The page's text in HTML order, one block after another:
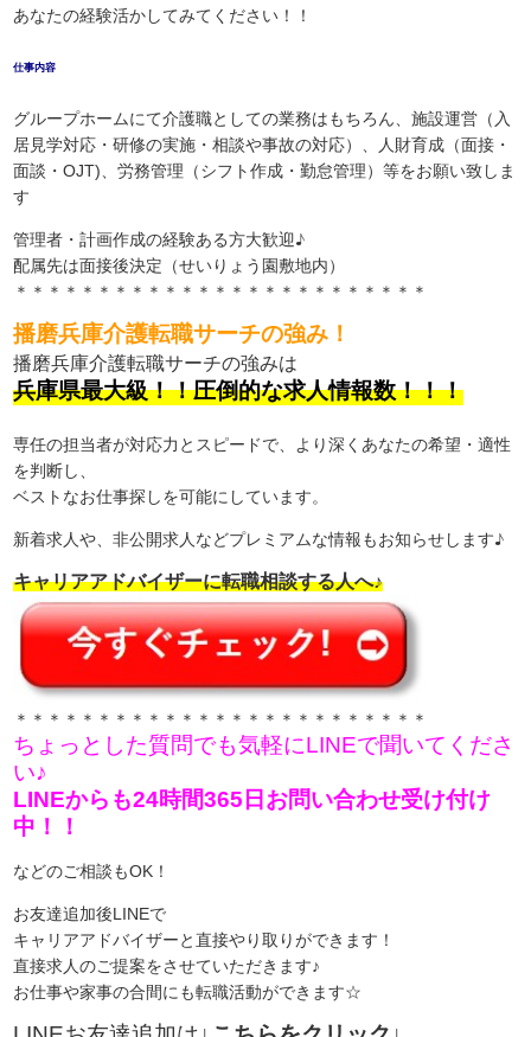
あなたの経験活かしてみてください！！
仕事内容
グループホームにて介護職としての業務はもちろん、施設運営（入
居見学対応・研修の実施・相談や事故の対応）、人財育成（面接・
面談・OJT)、労務管理（シフト作成・勤怠管理）等をお願い致しま
す
管理者・計画作成の経験ある方大歓迎♪
配属先は面接後決定（せいりょう園敷地内）
＊＊＊＊＊＊＊＊＊＊＊＊＊＊＊＊＊＊＊＊＊＊＊＊＊
播磨兵庫介護転職サーチの強み！
播磨兵庫介護転職サーチの強みは
兵庫県最大級！！圧倒的な求人情報数！！！
専任の担当者が対応力とスピードで、より深くあなたの希望・適性
を判断し、
ベストなお仕事探しを可能にしています。
新着求人や、非公開求人などプレミアムな情報もお知らせします♪
キャリアアドバイザーに転職相談する人へ♪
＊＊＊＊＊＊＊＊＊＊＊＊＊＊＊＊＊＊＊＊＊＊＊＊＊
ちょっとした質問でも気軽にLINEで聞いてくださ
い♪
LINEからも24時間365日お問い合わせ受け付け
中！！
などのご相談もOK！
お友達追加後LINEで
キャリアアドバイザーと直接やり取りができます！
直接求人のご提案をさせていただきます♪
お仕事や家事の合間にも転職活動ができます☆